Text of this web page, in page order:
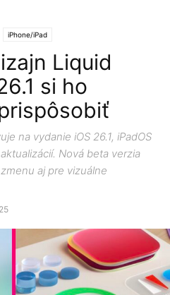
iPhone/iPad
Liquid
si ho
na vydanie iOS 26.1, iPadOS
Nová beta verzia
aj pre vizuálne